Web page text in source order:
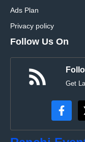
Ads Plan
Privacy policy
Follow Us On
Get